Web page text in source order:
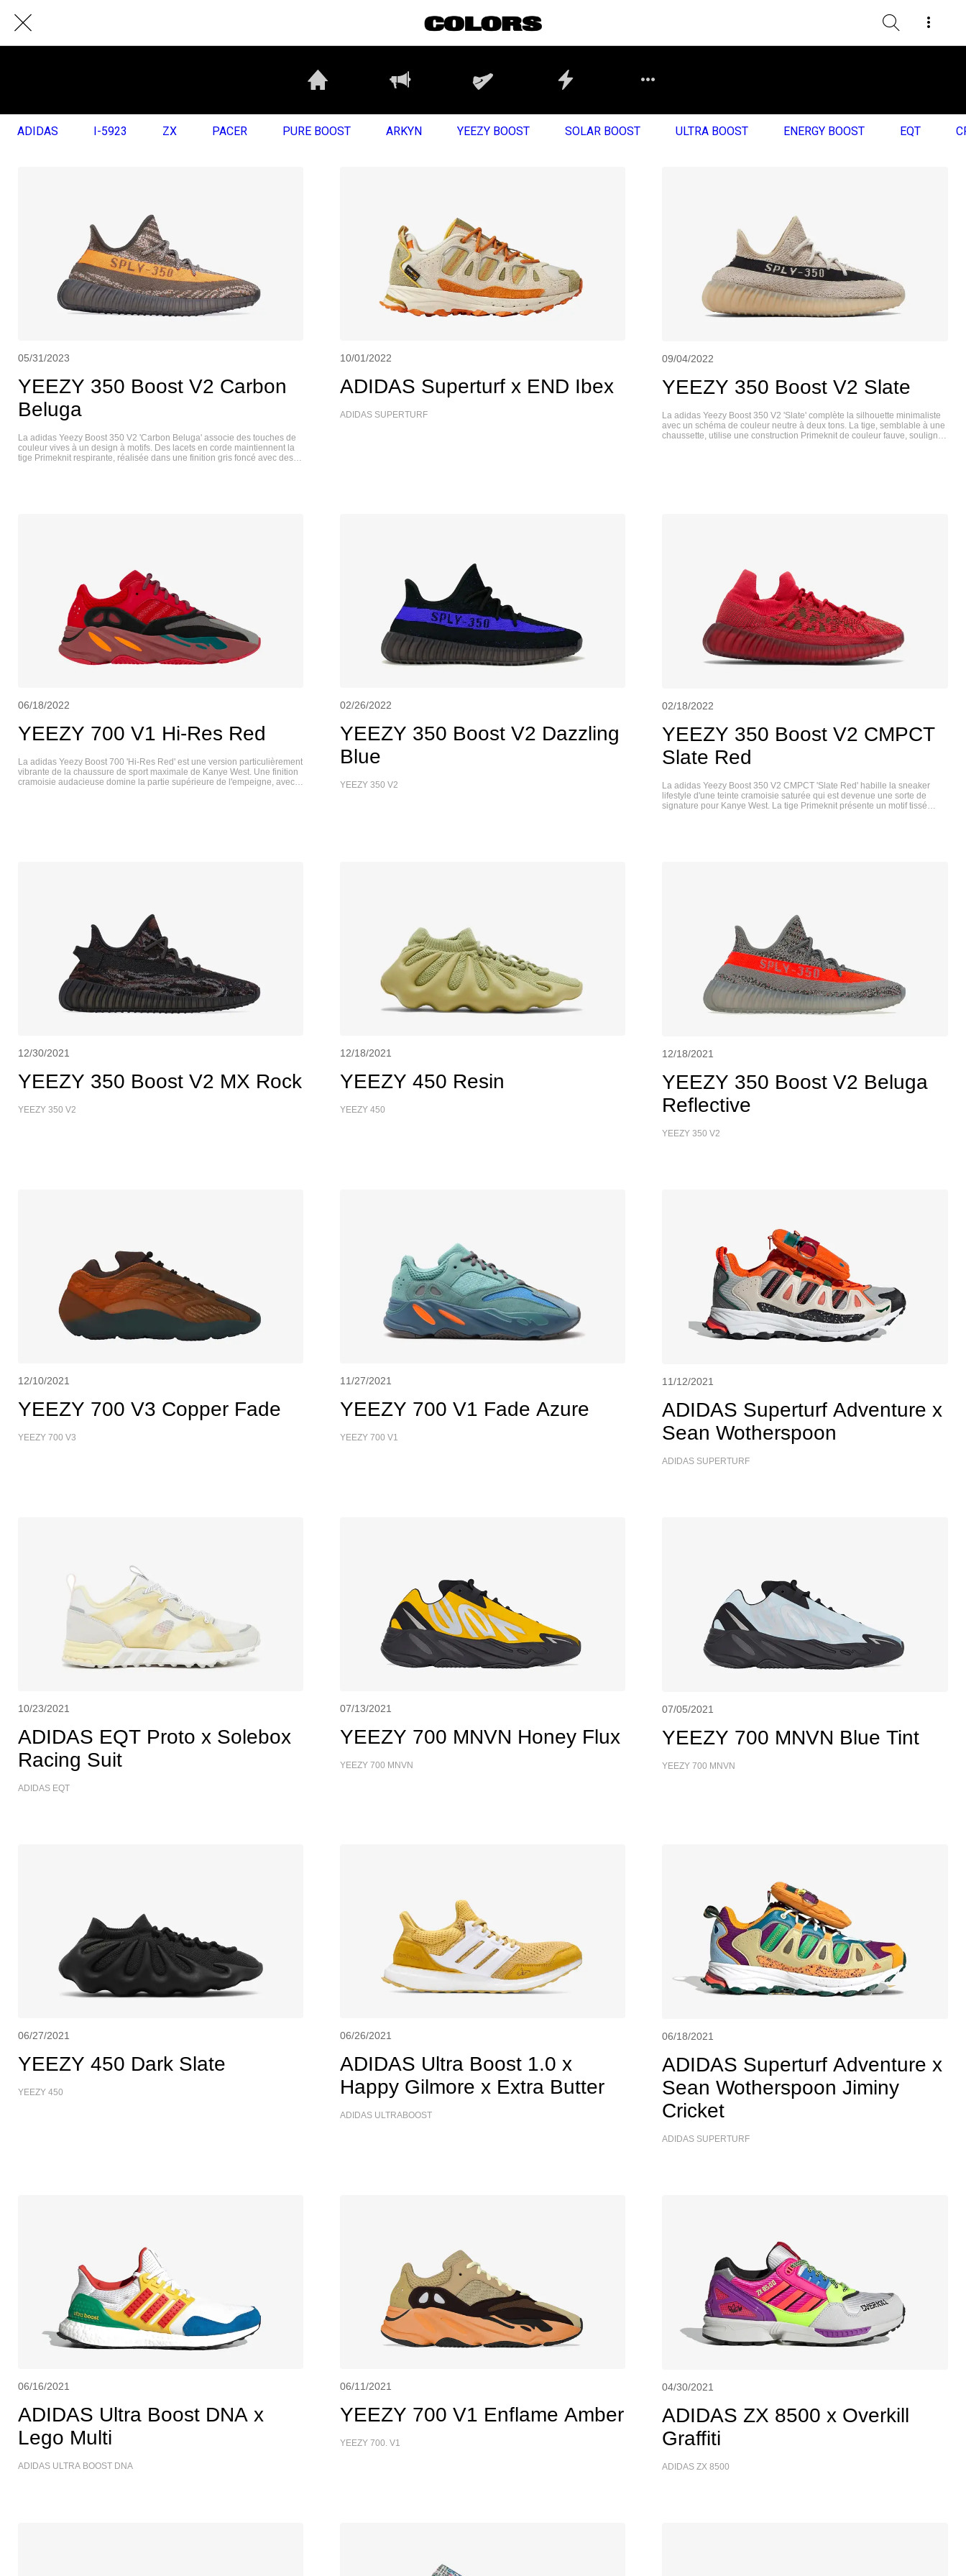
ADIDAS I-5923 ZX PACER PURE BOOST ARKYN YEEZY BOOST SOLAR BOOST ULTRA BOOST ENERGY BOOST EQT
05/31/2023
YEEZY 350 Boost V2 Carbon
Beluga
La adidas Yeezy Boost 350 V2 'Carbon Beluga' associe des touches de
couleur vives à un design à motifs. Des lacets en corde maintiennent la
tige Primeknit respirante, réalisée dans une finition gris foncé avec des
10/01/2022
ADIDAS Superturf x END Ibex
ADIDAS SUPERTURF
09/04/2022
YEEZY 350 Boost V2 Slate
La adidas Yeezy Boost 350 V2 'Slate' complète la silhouette minimaliste
avec un schéma de couleur neutre à deux tons. La tige, semblable à une
chaussette, utilise une construction Primeknit de couleur fauve, soulignée
06/18/2022
YEEZY 700 V1 Hi-Res Red
​La adidas Yeezy Boost 700 'Hi-Res Red' est une version particulièrement
vibrante de la chaussure de sport maximale de Kanye West. Une finition
cramoisie audacieuse domine la partie supérieure de l'empeigne, avec
02/26/2022
YEEZY 350 Boost V2 Dazzling
Blue
YEEZY 350 V2
02/18/2022
YEEZY 350 Boost V2 CMPCT
Slate Red
La adidas Yeezy Boost 350 V2 CMPCT 'Slate Red' habille la sneaker
lifestyle d'une teinte cramoisie saturée qui est devenue une sorte de
signature pour Kanye West. La tige Primeknit présente un motif tissé
12/30/2021
YEEZY 350 Boost V2 MX Rock
YEEZY 350 V2
12/18/2021
YEEZY 450 Resin
YEEZY 450
12/18/2021
YEEZY 350 Boost V2 Beluga
Reflective
YEEZY 350 V2
12/10/2021
YEEZY 700 V3 Copper Fade
YEEZY 700 V3
11/27/2021
YEEZY 700 V1 Fade Azure
YEEZY 700 V1
11/12/2021
ADIDAS Superturf Adventure x
Sean Wotherspoon
ADIDAS SUPERTURF
10/23/2021
ADIDAS EQT Proto x Solebox
Racing Suit
ADIDAS EQT
07/13/2021
YEEZY 700 MNVN Honey Flux
YEEZY 700 MNVN
07/05/2021
YEEZY 700 MNVN Blue Tint
YEEZY 700 MNVN
06/27/2021
YEEZY 450 Dark Slate
YEEZY 450
06/26/2021
ADIDAS Ultra Boost 1.0 x
Happy Gilmore x Extra Butter
ADIDAS ULTRABOOST
06/18/2021
ADIDAS Superturf Adventure x
Sean Wotherspoon Jiminy
Cricket
ADIDAS SUPERTURF
06/16/2021
ADIDAS Ultra Boost DNA x
Lego Multi
ADIDAS ULTRA BOOST DNA
06/11/2021
YEEZY 700 V1 Enflame Amber
YEEZY 700. V1
04/30/2021
ADIDAS ZX 8500 x Overkill
Graffiti
ADIDAS ZX 8500